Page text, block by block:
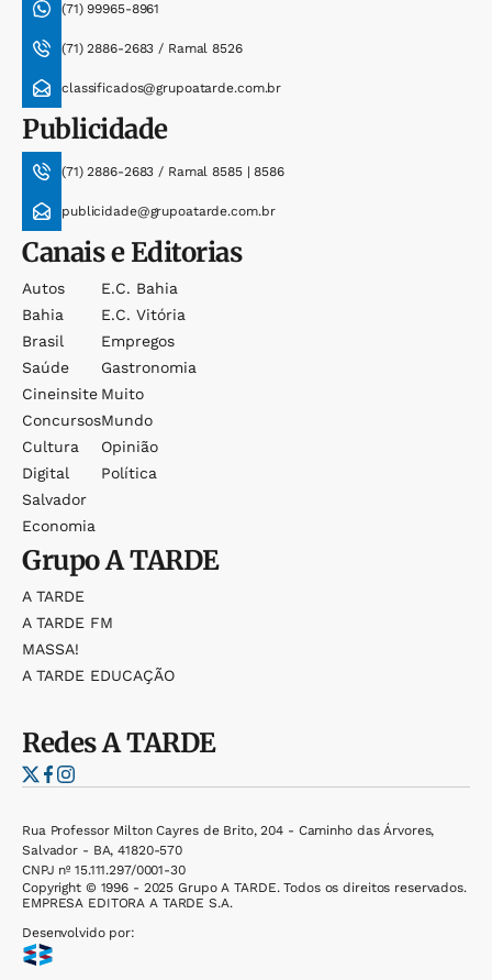
(71) 99965-8961
(71) 2886-2683 / Ramal 8526
classificados@grupoatarde.com.br
Publicidade
(71) 2886-2683 / Ramal 8585 | 8586
publicidade@grupoatarde.com.br
Canais e Editorias
Autos
Bahia
Brasil
Saúde
Cineinsite
Concursos
Cultura
Digital
Salvador
Economia
E.c. Bahia
E.c. Vitória
Empregos
Gastronomia
Muito
Mundo
Opinião
Política
GrupoA TARDE
A TARDE
A TARDE FM
MASSA!
A TARDE EDUCAÇÃO
RedesA TARDE
Rua Professor Milton Cayres de Brito, 204 - Caminho das Árvores,
Salvador - BA, 41820-570
CNPJ nº 15.111.297/0001-30
Copyright © 1996 - 2025 Grupo A TARDE. Todos os direitos reservados.
EMPRESA EDITORA A TARDE S.A.
Desenvolvido por: